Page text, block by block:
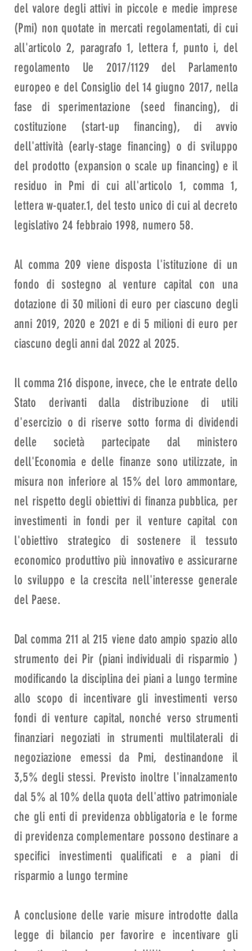
del valore degli attivi in piccole e medie imprese
(Pmi) non quotate in mercati regolamentati, di cui
all'articolo 2, paragrafo 1, lettera f, punto i, del
regolamento Ue 2017/1129 del Parlamento
europeo e del Consiglio del 14 giugno 2017, nella
fase di sperimentazione (seed financing), di
costituzione (start-up financing), di avvio
dell'attività (early-stage financing) o di sviluppo
del prodotto (expansion o scale up financing) e il
residuo in Pmi di cui all'articolo 1, comma 1,
lettera w-quater.1, del testo unico di cui al decreto
legislativo 24 febbraio 1998, numero 58.
Al comma 209 viene disposta l'istituzione di un
fondo di sostegno al venture capital con una
dotazione di 30 milioni di euro per ciascuno degli
anni 2019, 2020 e 2021 e di 5 milioni di euro per
ciascuno degli anni dal 2022 al 2025.
Il comma 216 dispone, invece, che le entrate dello
Stato derivanti dalla distribuzione di utili
d'esercizio o di riserve sotto forma di dividendi
delle società partecipate dal ministero
dell'Economia e delle finanze sono utilizzate, in
misura non inferiore al 15% del loro ammontare,
nel rispetto degli obiettivi di finanza pubblica, per
investimenti in fondi per il venture capital con
l'obiettivo strategico di sostenere il tessuto
economico produttivo più innovativo e assicurarne
lo sviluppo e la crescita nell'interesse generale
del Paese.
Dal comma 211 al 215 viene dato ampio spazio allo
strumento dei Pir (piani individuali di risparmio )
modificando la disciplina dei piani a lungo termine
allo scopo di incentivare gli investimenti verso
fondi di venture capital, nonché verso strumenti
finanziari negoziati in strumenti multilaterali di
negoziazione emessi da Pmi, destinandone il
3,5% degli stessi. Previsto inoltre l'innalzamento
dal 5% al 10% della quota dell'attivo patrimoniale
che gli enti di previdenza obbligatoria e le forme
di previdenza complementare possono destinare a
specifici investimenti qualificati e a piani di
risparmio a lungo termine
A conclusione delle varie misure introdotte dalla
legge di bilancio per favorire e incentivare gli